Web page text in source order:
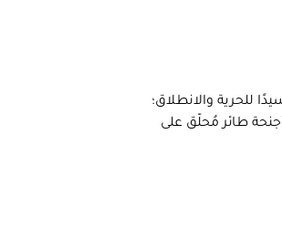
للحرية والانطلاق؛
طائر مُحلّق على